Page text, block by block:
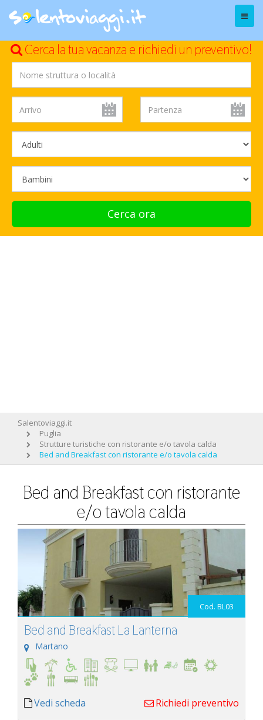
Menu
Cerca la tua vacanza e richiedi un preventivo!
Cerca ora
Salentoviaggi.it
Puglia
Strutture turistiche con ristorante e/o tavola calda
Bed and Breakfast con ristorante e/o tavola calda
Bed and Breakfast con ristorante
e/o tavola calda
Cod. BL03
Bed and Breakfast La Lanterna
Martano
Vedi scheda Richiedi preventivo